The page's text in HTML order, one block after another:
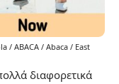
/ ABACA / Abaca / East
διαφορετικά